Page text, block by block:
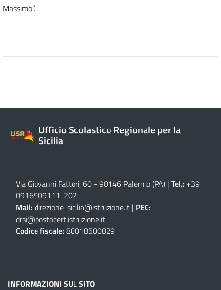
Massimo”.
Ufficio Scolastico Regionale per la
Sicilia
Via Giovanni Fattori, 60 - 90146 Palermo (PA) | Tel.: +39
0916909111-202
Mail: direzione-sicilia@istruzione.it | PEC:
drsi@postacert.istruzione.it
Codice fiscale: 80018500829
INFORMAZIONI SUL SITO